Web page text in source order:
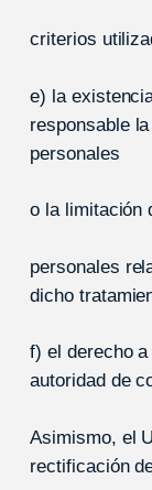
criterios
e) la
responsable
personales
o la limitación
personales
dicho
f) el derecho
autoridad de
Asimismo, el
rectificación